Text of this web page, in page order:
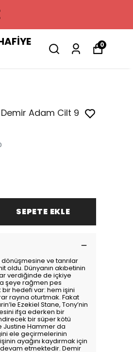
0
Adam Cilt 9
SEPETE EKLE
ve tanrılar
oldu. Dünyanın akıbetinin
verdiğinde de içkiye
şeye rağmen pes
hedefi var: hem işini
rayına oturtmak. Fakat
Ezekiel Stane, Tony’nin
ifşa ederken bir
bir süper kötü
Justine Hammer da
ele geçirmelerinin
ayağını kaydırmak için
etmektedir. Demir